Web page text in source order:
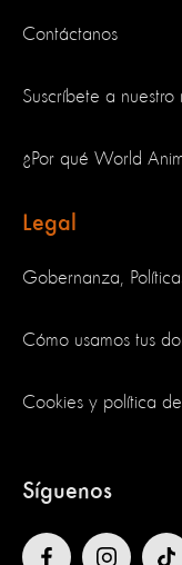
Contáctanos
Suscríbete a nuestro
¿Por qué World
Legal
Gobernanza,
Cómo usamos tus
Cookies y política
Síguenos